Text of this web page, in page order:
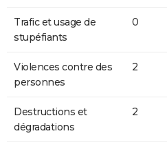
Trafic et usage de
stupéfiants
0
Violences contre des
personnes
2
Destructions et
dégradations
2